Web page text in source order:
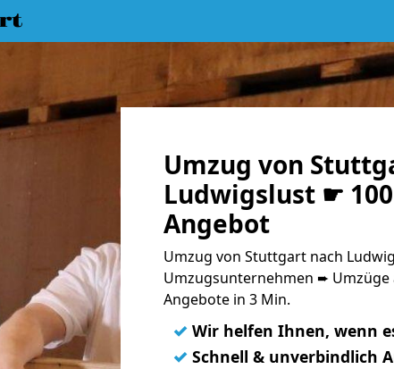
Umzug von
Ludwigslust ☛
Angebot
Umzug von Stuttgart nach
Umzugsunternehmen ➨ Umzüge
Angebote in 3 Min.
✓ Wir helfen Ihnen, wenn
✓ Schnell & unverbindlich